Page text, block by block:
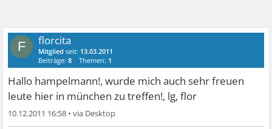
F florcita
Mitglied seit: 13.03.2011
Beiträge:8 Themen: 1
Hallo hampelmann!, wurde mich auch sehr freuen
leute hier in münchen zu treffen!, lg, flor
10.12.2011 16:58 •